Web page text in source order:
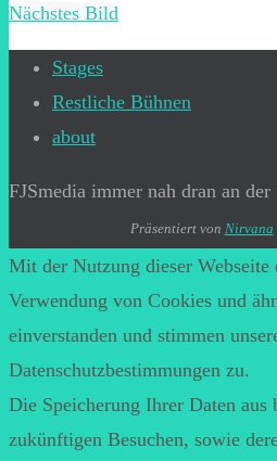
Nächstes Bild
Stages
Restliche Bühnen
about
FJSmedia immer nah dran an der
Präsentiert von Nirvana
Mit der Nutzung dieser
Verwendung von Cookies und
einverstanden und stimmen
Datenschutzbestimmungen zu.
Die Speicherung Ihrer Daten aus
zukünftigen Besuchen, sowie